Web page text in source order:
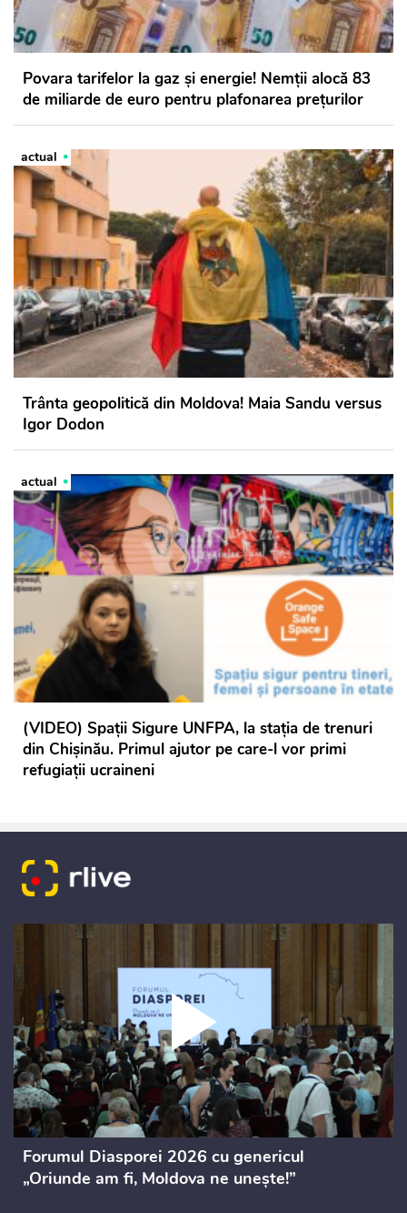
Povara tarifelor la gaz și energie! Nemții alocă 83
de miliarde de euro pentru plafonarea prețurilor
actual
Trânta geopolitică din Moldova! Maia Sandu versus
Igor Dodon
actual
(VIDEO) Spații Sigure UNFPA, la stația de trenuri
din Chișinău. Primul ajutor pe care-l vor primi
refugiații ucraineni
Forumul Diasporei 2026 cu genericul
„Oriunde am fi, Moldova ne unește!”